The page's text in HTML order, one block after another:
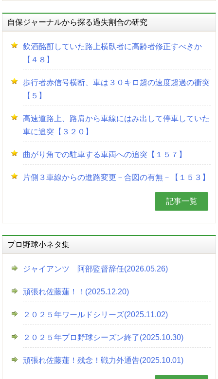
自保ジャーナルから探る過失割合の研究
飲酒酩酊していた路上横臥者に高齢者修正すべきか
【４８】
歩行者赤信号横断、車は３０キロ超の速度超過の衝突
【５】
高速道路上、路肩から車線にはみ出して停車していた
車に追突【３２０】
曲がり角での駐車する車両への追突【１５７】
片側３車線からの進路変更－合図の有無－【１５３】
記事一覧
プロ野球小ネタ集
ジャイアンツ 阿部監督辞任(2026.05.26)
頑張れ佐藤蓮！！(2025.12.20)
２０２５年ワールドシリーズ(2025.11.02)
２０２５年プロ野球シーズン終了(2025.10.30)
頑張れ佐藤蓮！残念！戦力外通告(2025.10.01)